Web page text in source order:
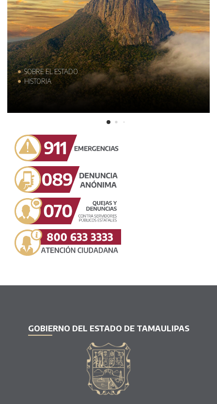
SOBRE EL ESTADO
HISTORIA
GOBIERNO DEL ESTADO DE TAMAULIPAS